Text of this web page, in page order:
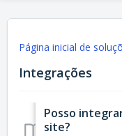
Página inicial de
Integrações
Posso
site?